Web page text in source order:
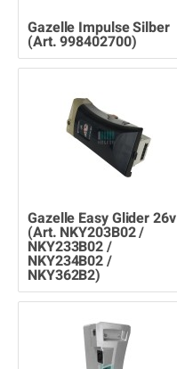
Gazelle Impulse Silber
(Art. 998402700)
Gazelle Easy Glider 26v
(Art. NKY203B02 /
NKY233B02 /
NKY234B02 /
NKY362B2)